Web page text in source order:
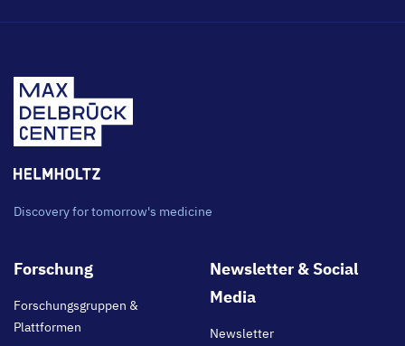
Discovery for tomorrow's medicine
Footer
Forschung
Forschungsgruppen &
Plattformen
Newsletter & Social
Media
Newsletter